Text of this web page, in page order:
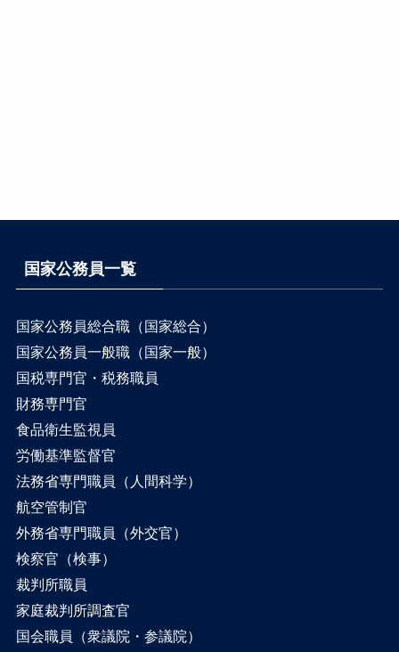
国家公務員一覧
国家公務員総合職（国家総合）
国家公務員一般職（国家一般）
国税専門官・税務職員
財務専門官
食品衛生監視員
労働基準監督官
法務省専門職員（人間科学）
航空管制官
外務省専門職員（外交官）
検察官（検事）
裁判所職員
家庭裁判所調査官
国会職員（衆議院・参議院）